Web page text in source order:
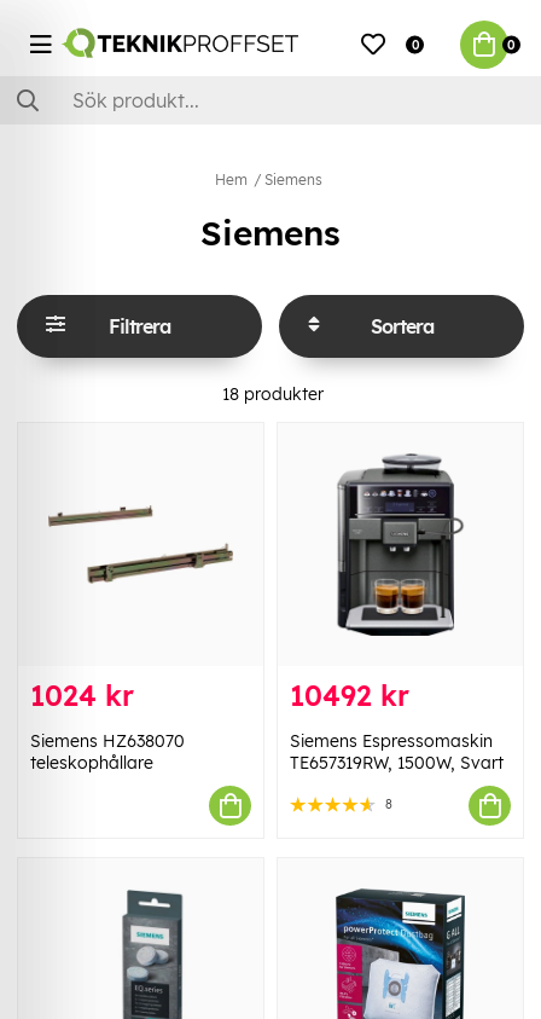
0 0
Hem Siemens
Siemens
Filtrera Sortera
18 produkter
1024 kr
Siemens HZ638070
teleskophållare
10492 kr
Siemens Espressomaskin
TE657319RW, 1500W, Svart
8